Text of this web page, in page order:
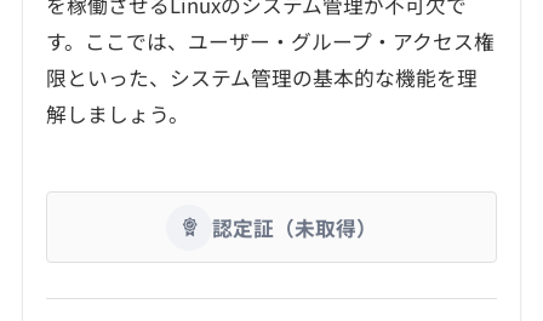
す。ここでは、ユーザー・グループ・アクセス権
限といった、システム管理の基本的な機能を理
解しましょう。
認定証（未取得）